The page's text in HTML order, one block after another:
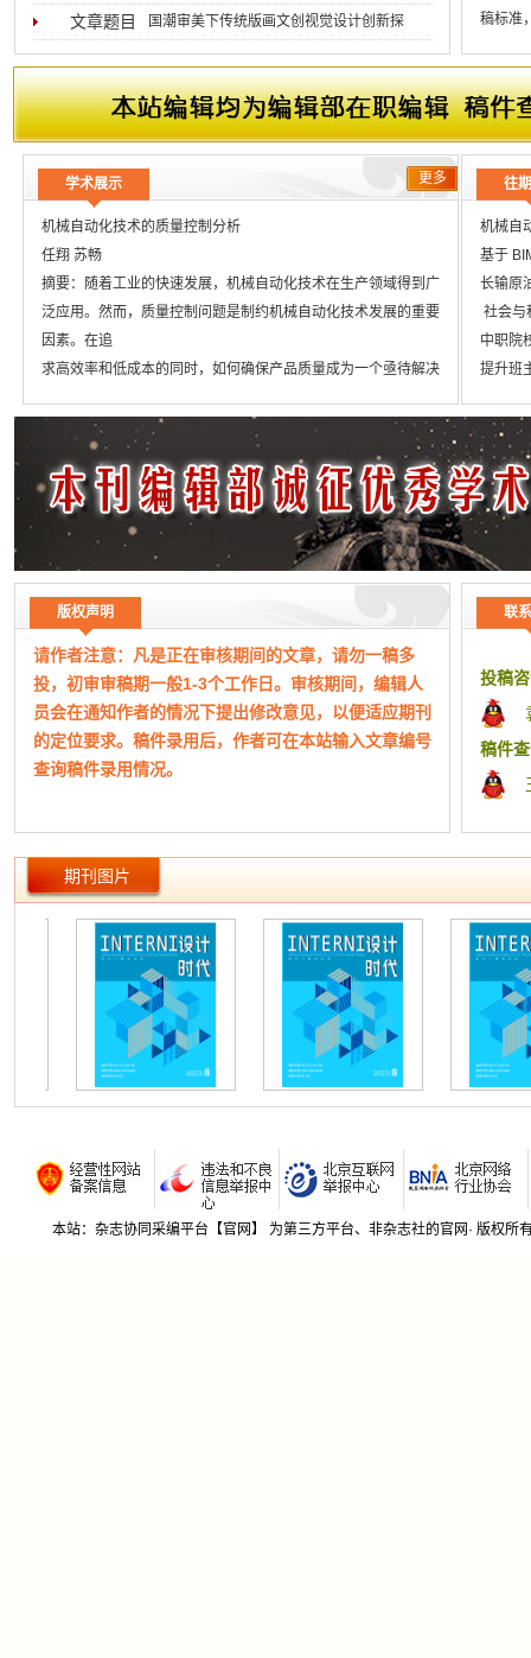
2026-07-16
国潮审美下传统版画文创视觉设计创新探
文章题目
2026-07-02
稿标准
往
机械自
基于
长输原
社会与
中职院
提升班
幼儿
在中职
基于兽
中职计
学术展示 更多
机械自动化技术的质量控制分析
任翔 苏畅
摘要：随着工业的快速发展，机械自动化技术在生产领域得到广
泛应用。然而，质量控制问题是制约机械自动化技术发展的重要
因素。在追
求高效率和低成本的同时，如何确保产品质量成为一个亟待解决
分析关键环节和
提出相应方法与指标，旨在推动质量控制工作持续提升，进一步
实现机械自动化技术的高质量应用和可持续发展。
关键词：机械自动化技术；质量控制；方法；指标
版权声明
请作者注意：凡是正在审核期间的文章，请勿一稿多
投，初审审稿期一般1-3个工作日。审核期间，编辑人
员会在通知作者的情况下提出修改意见，以便适应期刊
的定位要求。稿件录用后，作者可在本站输入文章编号
查询稿件录用情况。
（本网站所公布期刊均为正规刊物，如有侵权，请及
时告知！）
本平台为期刊杂志协同采编平台，本站成立于2015
年，主要从事文化艺术交流、版权代理、期刊信息整理
发布、宣传。非杂志社官网！
本站仅为有实际合作关系的杂志期刊整理信息、快捷
组稿指导和宣传，本站致力于方便广大作者期刊查询、
分类、便捷投稿、在线答疑等。
的，请来函告知，我平台将及时删除！本平台信息来源
于网络公开信息和社里所提供的征稿函。
联
投稿
稿件
期刊图片
本站：杂志协同采编平台【官网】 为第三方平台、非杂志社的官网· 版权